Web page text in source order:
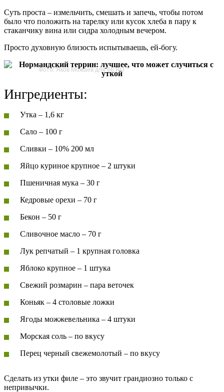
Суть проста – измельчить, смешать и запечь, чтобы потом
было что положить на тарелку или кусок хлеба в пару к
стаканчику вина или сидра холодным вечером.
Просто духовную близость испытываешь, ей-богу.
Фото: Яков Можаев для 66.RU
Ингредиенты:
Утка – 1,6 кг
Сало – 100 г
Сливки – 10% 200 мл
Яйцо куриное крупное – 2 штуки
Пшеничная мука – 30 г
Кедровые орехи – 70 г
Бекон – 50 г
Сливочное масло – 70 г
Лук репчатый – 1 крупная головка
Яблоко крупное – 1 штука
Свежий розмарин – пара веточек
Коньяк – 4 столовые ложки
Ягоды можжевельника – 4 штуки
Морская соль – по вкусу
Перец черный свежемолотый – по вкусу
Сделать из утки филе – это звучит грандиозно только с
непривычки.